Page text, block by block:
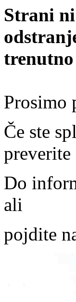
Strani
trenutno
Prosimo
Če ste
Do
ali
pojdite